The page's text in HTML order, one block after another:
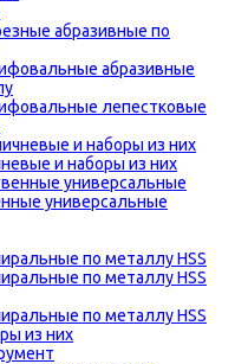
абразивные по
абразивные
лепестковые
и наборы из них
универсальные
по металлу HSS
по металлу HSS
по металлу HSS
из них